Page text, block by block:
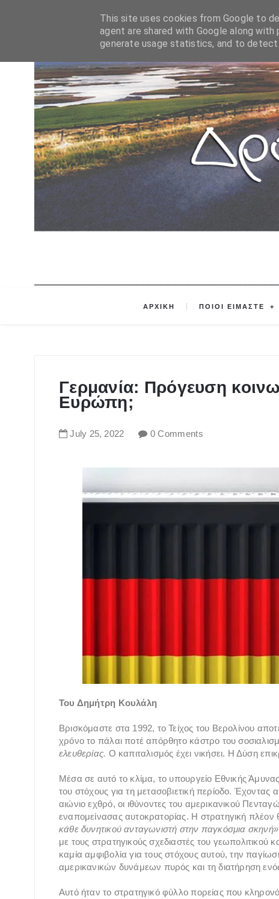
ΑΡΧΙΚΗ ΠΟΙΟΙ ΕΙΜΑΣΤΕ
Γερμανία: Πρόγευση
Ευρώπη;
July 25, 2022 0 Comments
Του Δημήτρη Κουλάλη
Βρισκόμαστε στα 1992, το Τείχος του Βερολίνου
χρόνο το πάλαι ποτέ απόρθητο κάστρο του
ελευθερίας. Ο καπιταλισμός έχει νικήσει. Η Δύση
Μέσα σε αυτό το κλίμα, το υπουργείο Εθνικής
του στόχους για τη μετασοβιετική περίοδο.
αιώνιο εχθρό, οι ιθύνοντες του αμερικανικού
εναπομείνασας αυτοκρατορίας. Η στρατηγική πλέον
κάθε δυνητικού ανταγωνιστή στην παγκόσμια σκηνή»
με τους στρατηγικούς σχεδιαστές του
καμία αμφιβολία για τους στόχους αυτού, την
αμερικανικών δυνάμεων πυρός και τη διατήρηση
Αυτό ήταν το στρατηγικό φύλλο πορείας που
This site uses cookies from Google to
agent are shared with Google along
generate usage statistics, and to detect